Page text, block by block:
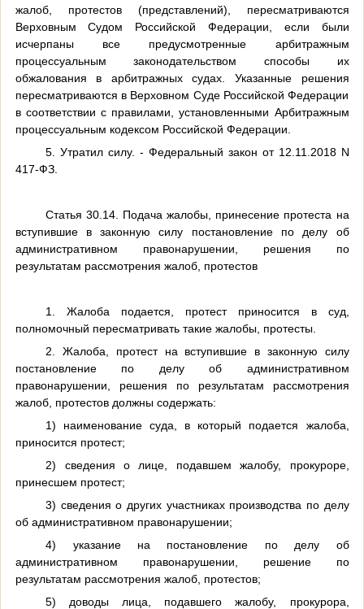
жалоб, протестов (представлений), пересматриваются
Верховным Судом Российской Федерации, если были
исчерпаны все предусмотренные арбитражным
процессуальным законодательством способы их
обжалования в арбитражных судах. Указанные решения
пересматриваются в Верховном Суде Российской Федерации
в соответствии с правилами, установленными Арбитражным
процессуальным кодексом Российской Федерации.
5. Утратил силу. - Федеральный закон от 12.11.2018 N
417-ФЗ.
Статья 30.14. Подача жалобы, принесение протеста на
вступившие в законную силу постановление по делу об
административном правонарушении, решения по
результатам рассмотрения жалоб, протестов
1. Жалоба подается, протест приносится в суд,
полномочный пересматривать такие жалобы, протесты.
2. Жалоба, протест на вступившие в законную силу
постановление по делу об административном
правонарушении, решения по результатам рассмотрения
жалоб, протестов должны содержать:
1) наименование суда, в который подается жалоба,
приносится протест;
2) сведения о лице, подавшем жалобу, прокуроре,
принесшем протест;
3) сведения о других участниках производства по делу
об административном правонарушении;
4) указание на постановление по делу об
административном правонарушении, решение по
результатам рассмотрения жалоб, протестов;
5) доводы лица, подавшего жалобу, прокурора,